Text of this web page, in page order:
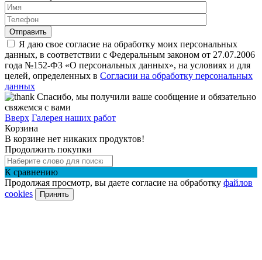
Я даю свое согласие на обработку моих персональных
данных, в соответствии с Федеральным законом от 27.07.2006
года №152-ФЗ «О персональных данных», на условиях и для
целей, определенных в Согласии на обработку персональных
данных
Спасибо, мы получили ваше сообщение и обязательно
свяжемся с вами
Вверх Галерея наших работ
Корзина
В корзине нет никаких продуктов!
Продолжить покупки
К сравнению
Продолжая просмотр, вы даете согласие на обработку файлов
cookies
Принять